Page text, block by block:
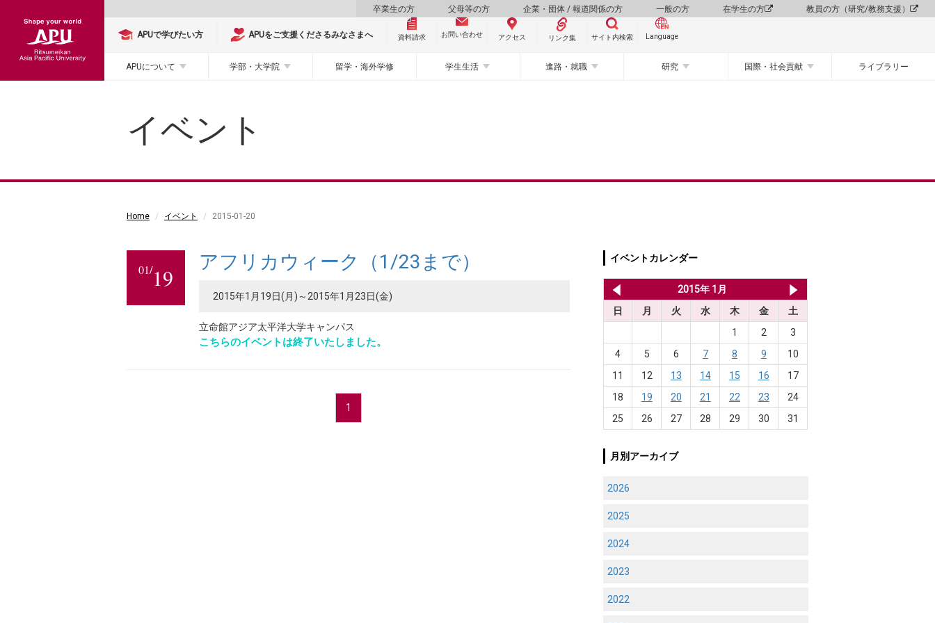
卒業生の方 父母等の方 企業・団体 / 報道関係の方 一般の方 在学生の方 教員の方（研究/教務支援）
APUで学びたい方 APUをご支援くださるみなさまへ 資料請求 お問い合わせ アクセス リンク集 サイト内検索 Language
APUについて 学部・大学院 留学・海外学修 学生生活 進路・就職 研究 国際・社会貢献 ライブラリー
イベント
Home イベント 2015-01-20
01/19
アフリカウィーク（1/23まで）
2015年1月19日(月)～2015年1月23日(金)
立命館アジア太平洋大学キャンパス
こちらのイベントは終了いたしました。
1
イベントカレンダー
2014年 12月2015年 1月
日
月 火 水 木 金
土
1
2
3
4
5 6 7 8 9
10
11
12 13 14 15 16
17
18
19 20 21 22 23
24
25
26 27 28 29 30 31
月別アーカイブ
2026
2025
2024
2023
2022